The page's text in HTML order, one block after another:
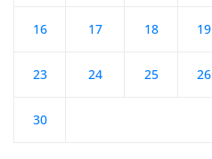
16 17 18 19
23 24 25 26
30